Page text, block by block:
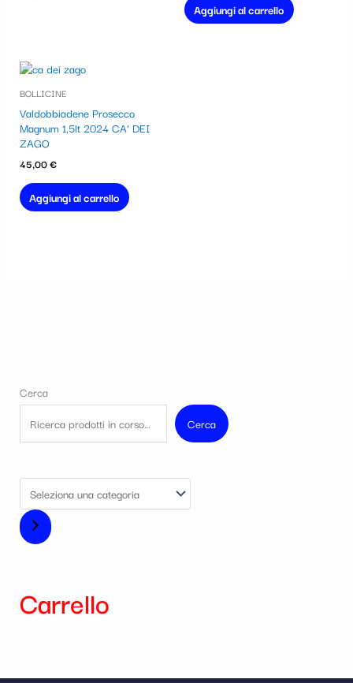
Aggiungi al carrello
BOLLICINE
Valdobbiadene Prosecco
Magnum 1,5lt 2024 CA’ DEI
ZAGO
45,00€
Aggiungi al carrello
Cerca
Cerca
Carrello